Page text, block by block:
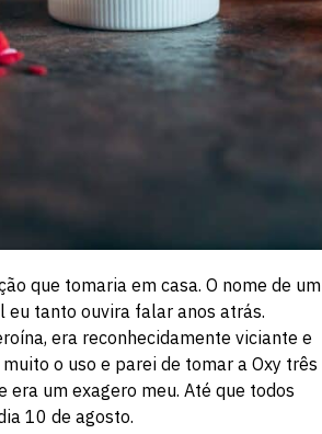
que tomaria em casa. O nome de um
eu tanto ouvira falar anos atrás.
era reconhecidamente viciante e
o uso e parei de tomar a Oxy três
um exagero meu. Até que todos
10 de agosto.